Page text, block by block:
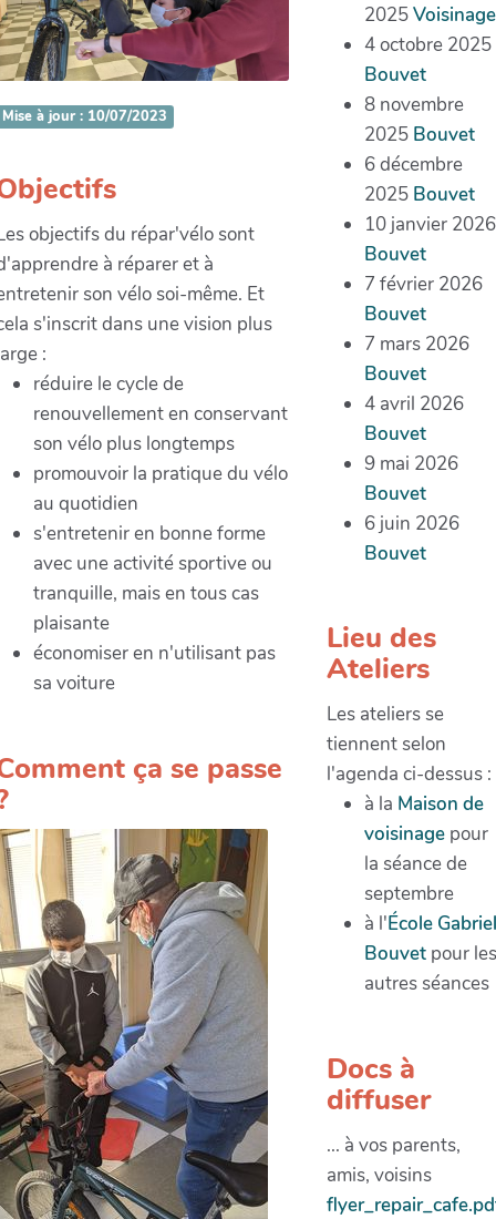
Mise à jour : 10/07/2023
objectifs du répar'vélo sont
à réparer et à
son vélo soi-même. Et
s'inscrit dans une vision plus
:
réduire le cycle de
renouvellement en conservant
son vélo plus longtemps
promouvoir la pratique du vélo
au quotidien
s'entretenir en bonne forme
avec une activité sportive ou
tranquille, mais en tous cas
plaisante
économiser en n'utilisant pas
sa voiture
ça se passe
2025Voisinage
4 octobre 2025
Bouvet
8 novembre
2025 Bouvet
6 décembre
2025 Bouvet
10 janvier 2026
Bouvet
7 février 2026
Bouvet
7 mars 2026
Bouvet
4 avril 2026
Bouvet
9 mai 2026
Bouvet
6 juin 2026
Bouvet
Lieu des
Ateliers
Les ateliers se
tiennent selon
l'agenda ci-dessus :
à la Maison de
voisinagepour
la séance de
septembre
à l'École Gabriel
Bouvetpour les
autres séances
Docs à
diffuser
... à vos parents,
amis, voisins